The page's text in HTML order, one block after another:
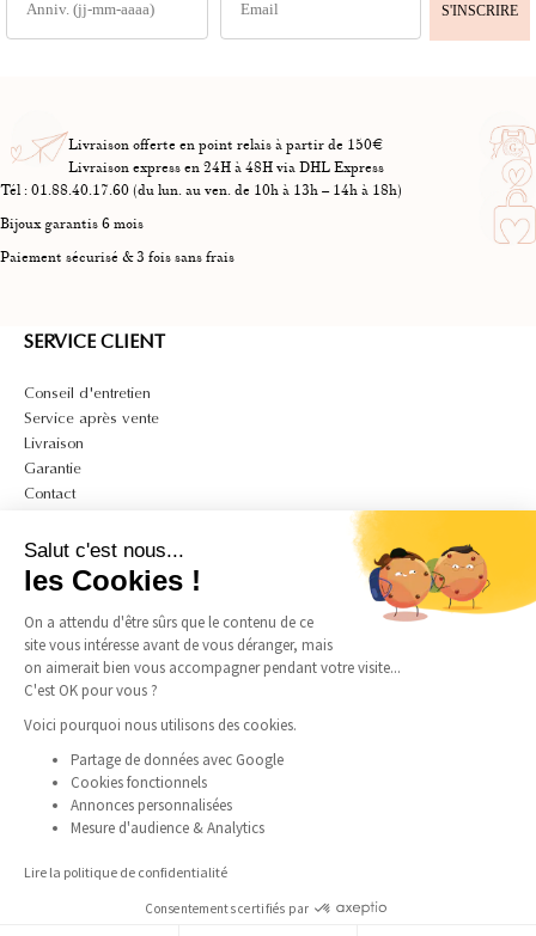
Salut c'est nous...
les Cookies !
On a attendu d'être sûrs que le contenu de ce
site vous intéresse avant de vous déranger, mais
on aimerait bien vous accompagner pendant votre visite...
C'est OK pour vous ?
Voici pourquoi nous utilisons des cookies.
Partage de données avec Google
Cookies fonctionnels
Annonces personnalisées
Mesure d'audience & Analytics
Lire la politique de confidentialité
Consentements certifiés par
S'INSCRIRE
Livraison offerte en point relais à partir de 150€
Livraison express en 24H à 48H via DHL Express
Tél : 01.88.40.17.60 (du lun. au ven. de 10h à 13h – 14h à 18h)
Bijoux garantis 6 mois
Paiement sécurisé & 3 fois sans frais
SERVICE CLIENT
Conseil d'entretien
Service après vente
Livraison
Garantie
Contact
Mon compte
CGU
Politique de confidentialité et de cookies
Mentions légales
Guide des tailles bagues
Guide des tailles colliers
SUIVEZ-NOUS